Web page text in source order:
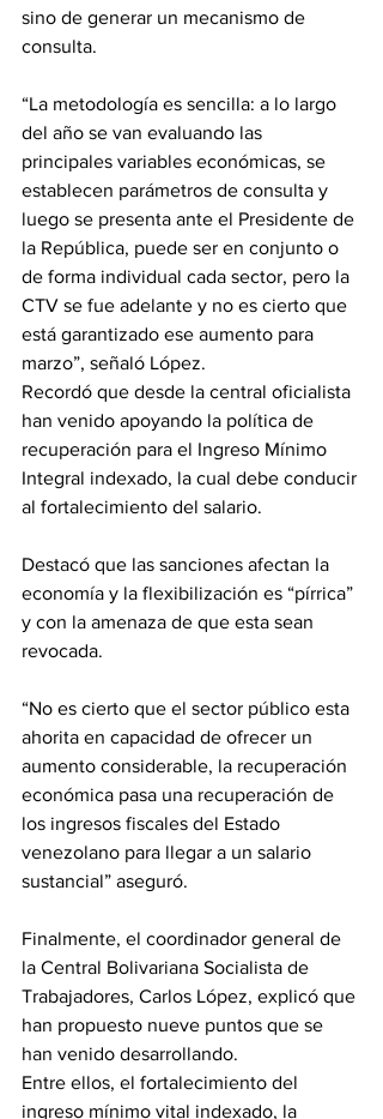
sino de generar un mecanismo de
consulta.
“La metodología es sencilla: a lo largo
del año se van evaluando las
principales variables económicas, se
establecen parámetros de consulta y
luego se presenta ante el Presidente de
la República, puede ser en conjunto o
de forma individual cada sector, pero la
CTV se fue adelante y no es cierto que
está garantizado ese aumento para
marzo”, señaló López.
Recordó que desde la central oficialista
han venido apoyando la política de
recuperación para el Ingreso Mínimo
Integral indexado, la cual debe conducir
al fortalecimiento del salario.
Destacó que las sanciones afectan la
economía y la flexibilización es “pírrica”
y con la amenaza de que esta sean
revocada.
“No es cierto que el sector público esta
ahorita en capacidad de ofrecer un
aumento considerable, la recuperación
económica pasa una recuperación de
los ingresos fiscales del Estado
venezolano para llegar a un salario
sustancial” aseguró.
Finalmente, el coordinador general de
la Central Bolivariana Socialista de
Trabajadores, Carlos López, explicó que
han propuesto nueve puntos que se
han venido desarrollando.
Entre ellos, el fortalecimiento del
ingreso mínimo vital indexado, la